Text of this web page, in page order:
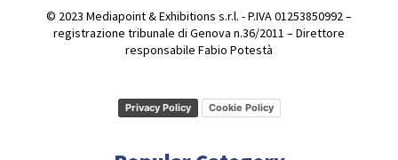
© 2023 Mediapoint & Exhibitions s.r.l. - P.IVA 01253850992 –
registrazione tribunale di Genova n.36/2011 – Direttore
responsabile Fabio Potestà
Privacy Policy Cookie Policy